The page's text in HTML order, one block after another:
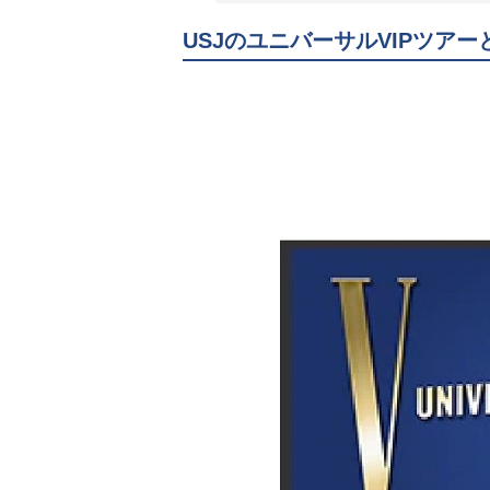
USJのユニバーサルVIPツアー